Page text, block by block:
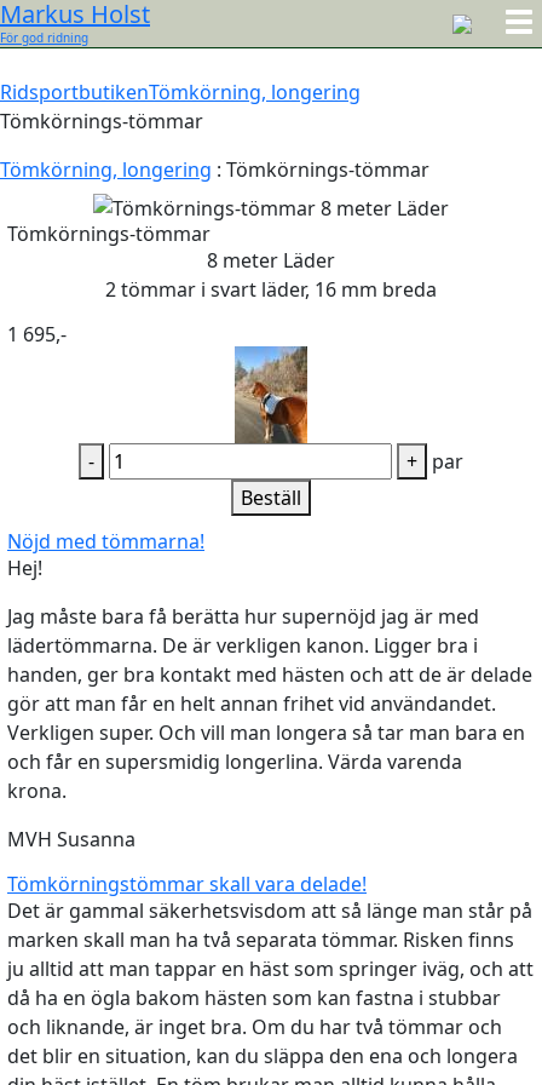
Markus Holst
För god ridning
RidsportbutikenTömkörning, longering
Tömkörnings-tömmar
Tömkörning, longering : Tömkörnings-tömmar
Tömkörnings-tömmar
8 meter Läder
2 tömmar i svart läder, 16 mm breda
1 695,-
- + par
Beställ
Nöjd med tömmarna!
Hej!
Jag måste bara få berätta hur supernöjd jag är med
lädertömmarna. De är verkligen kanon. Ligger bra i
handen, ger bra kontakt med hästen och att de är delade
gör att man får en helt annan frihet vid användandet.
Verkligen super. Och vill man longera så tar man bara en
och får en supersmidig longerlina. Värda varenda
krona.
MVH Susanna
Tömkörningstömmar skall vara delade!
Det är gammal säkerhetsvisdom att så länge man står på
marken skall man ha två separata tömmar. Risken finns
ju alltid att man tappar en häst som springer iväg, och att
då ha en ögla bakom hästen som kan fastna i stubbar
och liknande, är inget bra. Om du har två tömmar och
det blir en situation, kan du släppa den ena och longera